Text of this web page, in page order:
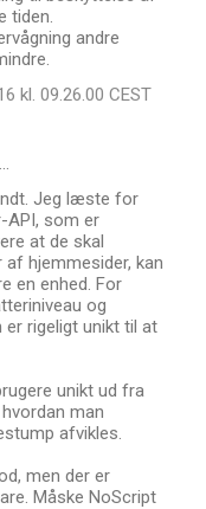
tiden.
andre
kl. 09.26.00 CEST
Jeg læste for
API, som er
at de skal
hjemmesider, kan
en enhed. For
og
rigeligt unikt til at
unikt ud fra
man
afvikles.
men der er
Måske NoScript